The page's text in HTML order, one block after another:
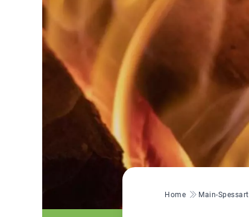
Pfadnavigation
Home Main-Spessart